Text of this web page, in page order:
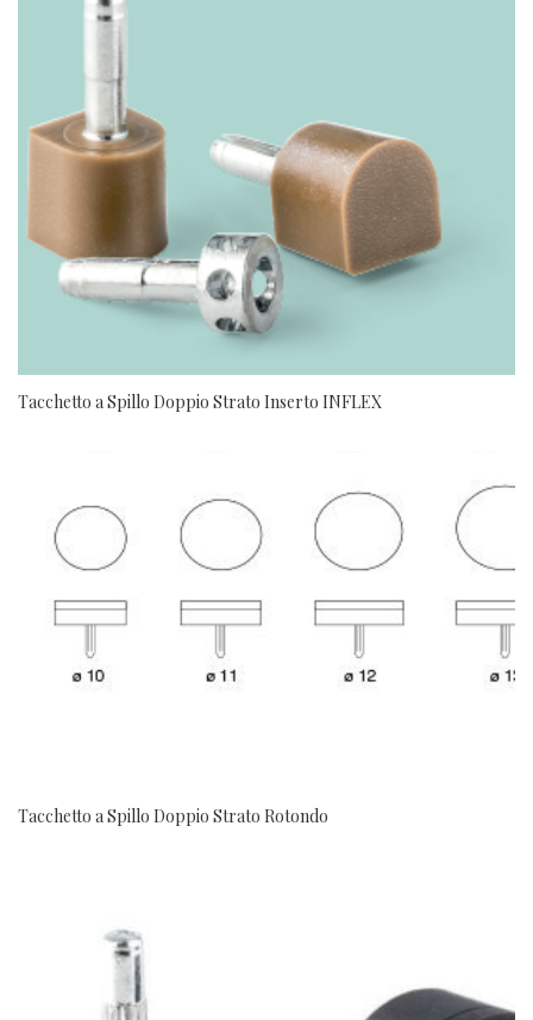
Tacchetto a Spillo Doppio Strato Inserto INFLEX
Tacchetto a Spillo Doppio Strato Rotondo